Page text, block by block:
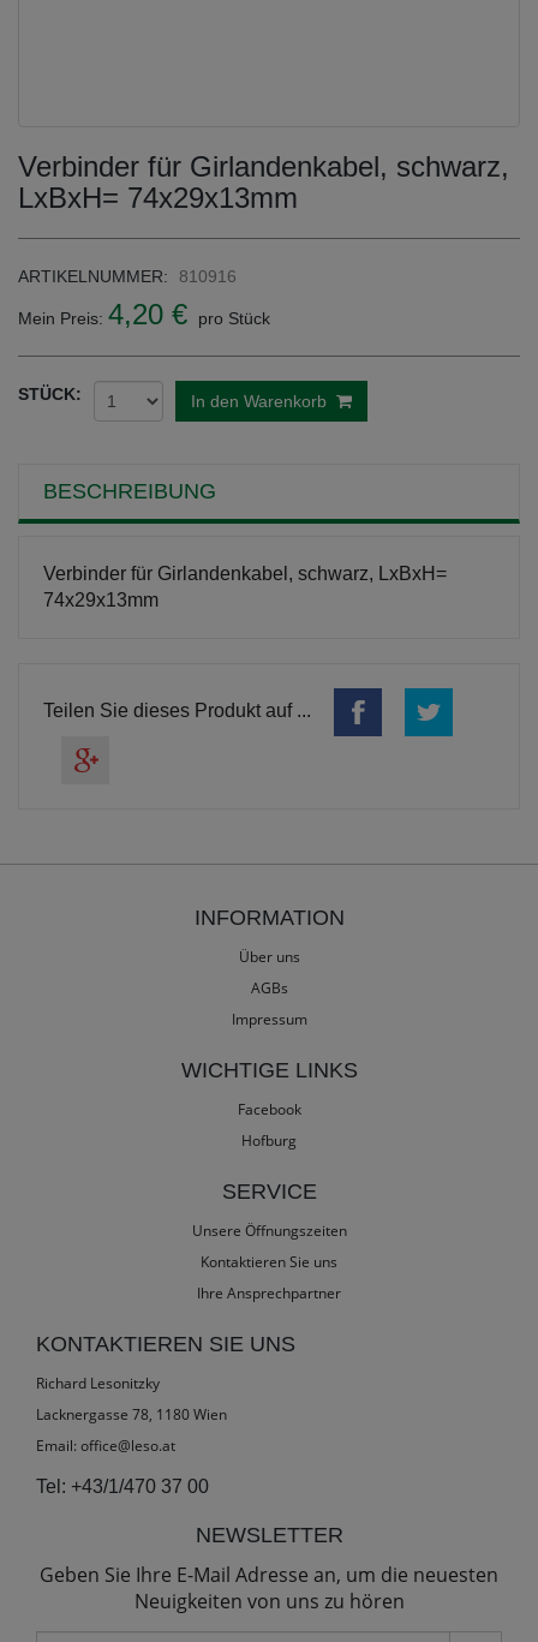
Verbinder für Girlandenkabel, schwarz,
LxBxH= 74x29x13mm
ARTIKELNUMMER: 810916
Mein Preis: 4,20 € pro Stück
STÜCK: In den Warenkorb
BESCHREIBUNG
Verbinder für Girlandenkabel, schwarz, LxBxH=
74x29x13mm
Teilen Sie dieses Produkt auf ...
INFORMATION
Über uns
AGBs
Impressum
WICHTIGE LINKS
Facebook
Hofburg
SERVICE
Unsere Öffnungszeiten
Kontaktieren Sie uns
Ihre Ansprechpartner
KONTAKTIEREN SIE UNS
Richard Lesonitzky
Lacknergasse 78, 1180 Wien
Email: office@leso.at
Tel: +43/1/470 37 00
NEWSLETTER
Geben Sie Ihre E-Mail Adresse an, um die neuesten
Neuigkeiten von uns zu hören